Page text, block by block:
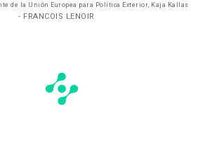
de la Unión Europea para Política Exterior, Kaja Kallas
- FRANCOIS LENOIR